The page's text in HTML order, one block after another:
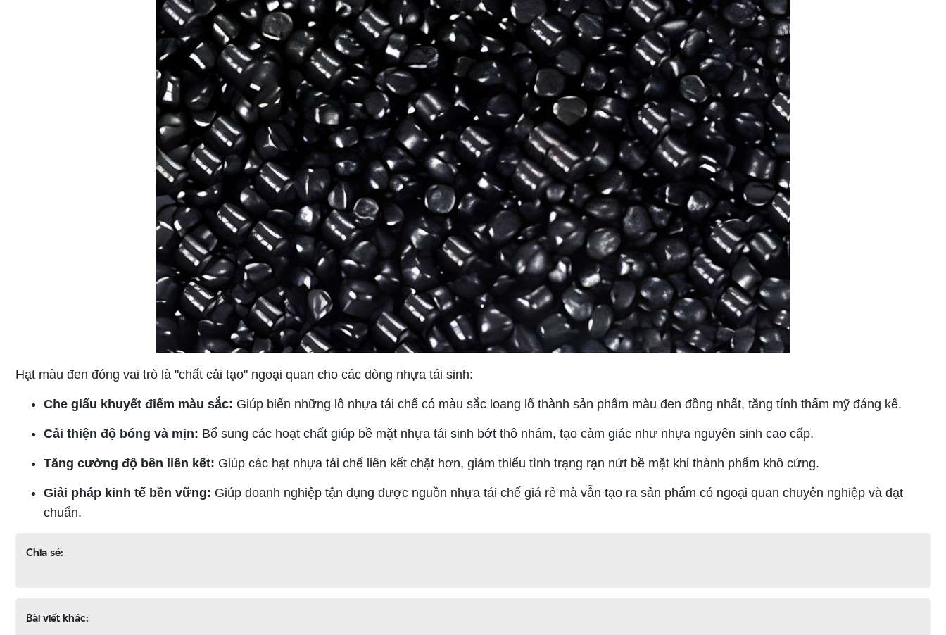
Hạt màu đen đóng vai trò là "chất cải tạo" ngoại quan cho các dòng nhựa tái sinh:
Che giấu khuyết điểm màu sắc: Giúp biến những lô nhựa tái chế có màu sắc loang lổ thành sản phẩm màu đen đồng nhất, tăng tính thẩm mỹ đáng kể.
Cải thiện độ bóng và mịn: Bổ sung các hoạt chất giúp bề mặt nhựa tái sinh bớt thô nhám, tạo cảm giác như nhựa nguyên sinh cao cấp.
Tăng cường độ bền liên kết: Giúp các hạt nhựa tái chế liên kết chặt hơn, giảm thiểu tình trạng rạn nứt bề mặt khi thành phẩm khô cứng.
Giải pháp kinh tế bền vững: Giúp doanh nghiệp tận dụng được nguồn nhựa tái chế giá rẻ mà vẫn tạo ra sản phẩm có ngoại quan chuyên nghiệp và đạt
chuẩn.
Chia sẻ:
Bài viết khác: